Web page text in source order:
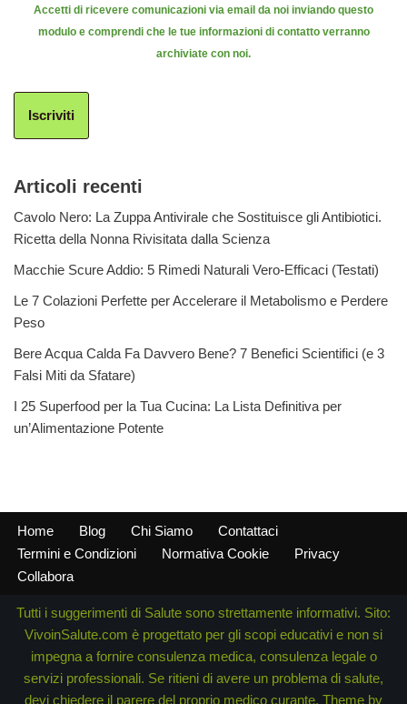
Accetti di ricevere comunicazioni via email da noi inviando questo
modulo e comprendi che le tue informazioni di contatto verranno
archiviate con noi.
Iscriviti
Articoli recenti
Cavolo Nero: La Zuppa Antivirale che Sostituisce gli Antibiotici.
Ricetta della Nonna Rivisitata dalla Scienza
Macchie Scure Addio: 5 Rimedi Naturali Vero-Efficaci (Testati)
Le 7 Colazioni Perfette per Accelerare il Metabolismo e Perdere
Peso
Bere Acqua Calda Fa Davvero Bene? 7 Benefici Scientifici (e 3
Falsi Miti da Sfatare)
I 25 Superfood per la Tua Cucina: La Lista Definitiva per
un’Alimentazione Potente
Home Blog Chi Siamo
Contattaci
Termini e Condizioni
Normativa Cookie
Privacy
Collabora
Tutti i suggerimenti di Salute sono strettamente informativi. Sito:
VivoinSalute.com è progettato per gli scopi educativi e non si
impegna a fornire consulenza medica, consulenza legale o
servizi professionali. Se ritieni di avere un problema di salute,
devi chiedere il parere del proprio medico curante. Theme by